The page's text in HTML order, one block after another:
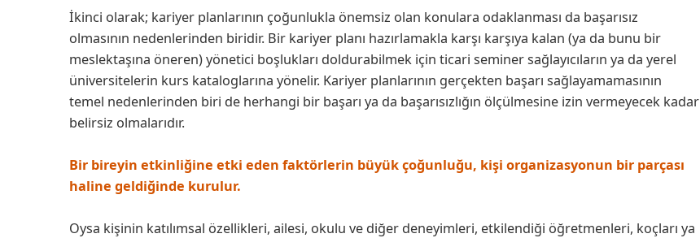
İkinci olarak; kariyer planlarının çoğunlukla önemsiz olan konulara odaklanması da başarısız
olmasının nedenlerinden biridir. Bir kariyer planı hazırlamakla karşı karşıya kalan (ya da bunu bir
meslektaşına öneren) yönetici boşlukları doldurabilmek için ticari seminer sağlayıcıların ya da yerel
üniversitelerin kurs kataloglarına yönelir. Kariyer planlarının gerçekten başarı sağlayamamasının
temel nedenlerinden biri de herhangi bir başarı ya da başarısızlığın ölçülmesine izin vermeyecek kadar
belirsiz olmalarıdır.
Bir bireyin etkinliğine etki eden faktörlerin büyük çoğunluğu, kişi organizasyonun bir parçası
haline geldiğinde kurulur.
Oysa kişinin katılımsal özellikleri, ailesi, okulu ve diğer deneyimleri, etkilendiği öğretmenleri, koçları ya